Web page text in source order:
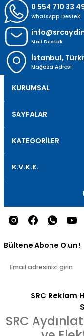
0 554 710 33 49
WhatsApp Destek
Mail Destek
İstanbul,
Mağaza Adresi
KURUMSAL
SAYFALAR
KATEGORİLER
K.V.K.K.
Bültene Abone Olun!
SRC Reklam
SRC